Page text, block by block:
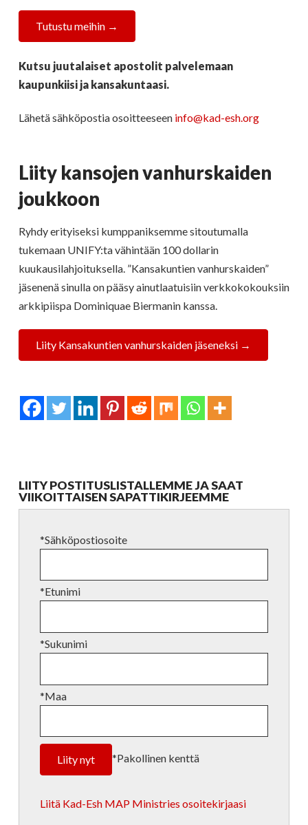
Tutustu meihin →
Kutsu juutalaiset apostolit palvelemaan
kaupunkiisi ja kansakuntaasi.
Lähetä sähköpostia osoitteeseen info@kad-esh.org
Liity kansojen vanhurskaiden
joukkoon
Ryhdy erityiseksi kumppaniksemme sitoutumalla
tukemaan UNIFY:ta vähintään 100 dollarin
kuukausilahjoituksella. ”Kansakuntien vanhurskaiden”
jäsenenä sinulla on pääsy ainutlaatuisiin verkkokokouksiin
arkkipiispa Dominiquae Biermanin kanssa.
Liity Kansakuntien vanhurskaiden jäseneksi →
LIITY POSTITUSLISTALLEMME JA SAAT
VIIKOITTAISEN SAPATTIKIRJEEMME
*Sähköpostiosoite
*Etunimi
*Sukunimi
*Maa
*Pakollinen kenttä
Liitä Kad-Esh MAP Ministries osoitekirjaasi